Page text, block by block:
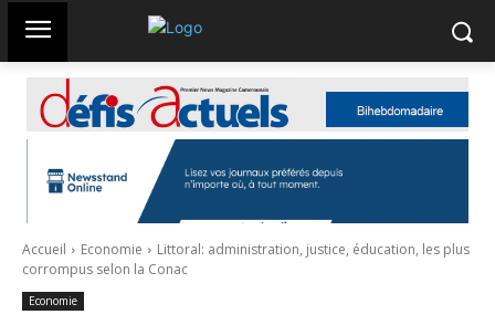
Accueil Economie
Littoral: administration, justice, éducation, les plus
corrompus selon la Conac
Economie